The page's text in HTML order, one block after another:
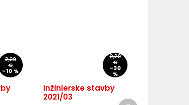
2,29
€
–10 %
2,29
€
–30
%
Inžinierske stavby
2021/03
Ďalší